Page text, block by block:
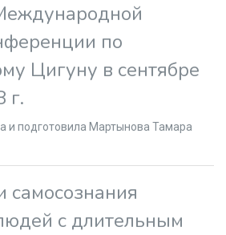
по
Цигуну в сентябре
г.
и подготовила Мартынова Тамара
самосознания
с длительным